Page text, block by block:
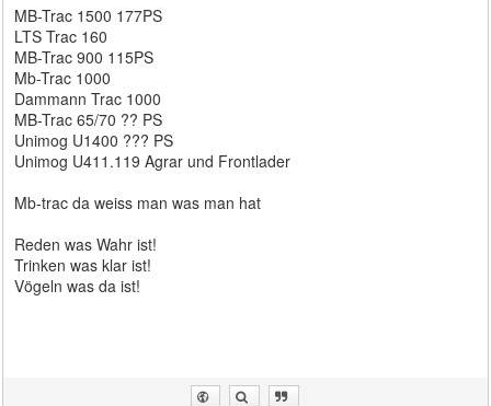
MB-Trac 1500 177PS
LTS Trac 160
MB-Trac 900 115PS
Mb-Trac 1000
Dammann Trac 1000
MB-Trac 65/70 ?? PS
Unimog U1400 ??? PS
Unimog U411.119 Agrar und Frontlader
Mb-trac da weiss man was man hat
Reden was Wahr ist!
Trinken was klar ist!
Vögeln was da ist!